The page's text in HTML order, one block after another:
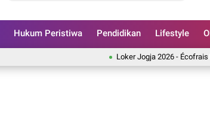
Hukum Peristiwa Pendidikan Lifestyle
Loker Jogja 2026 - Écofrais